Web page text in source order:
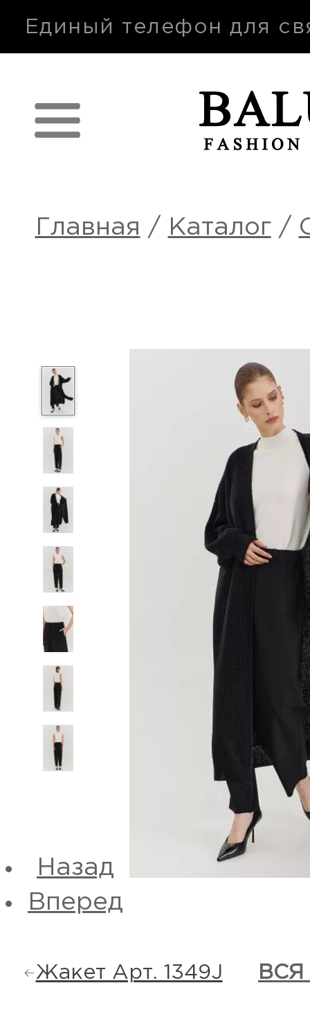
Единый телефон для
Главная / Каталог /
Назад
Вперед
Жакет Арт. 1349J